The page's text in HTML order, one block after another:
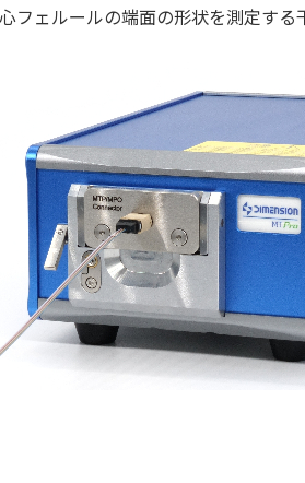
フェルールの端面の形状を測定する